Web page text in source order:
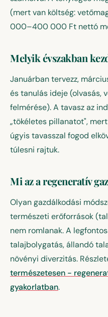
(mert van költség:
000–400 000 Ft nettó
Melyik évszakban
Januárban tervezz,
és tanulás ideje (olvasás,
felmérése). A tavasz az
„tökéletes pillanatot",
úgyis tavasszal fogod
túlesni rajtuk.
Mi az a regeneratív
Olyan gazdálkodási
természeti erőforrások
nem romlanak. A
talajbolygatás, állandó
növényi diverzitás.
természetesen -
gyakorlatban.